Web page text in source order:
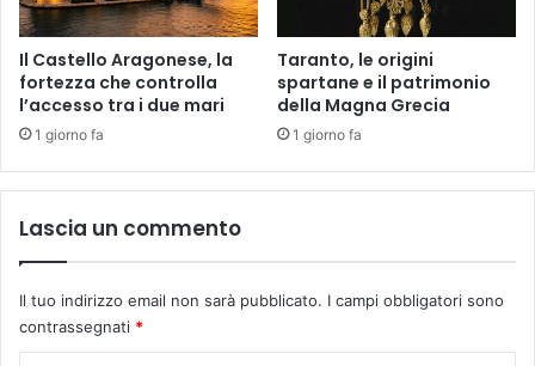
Il Castello Aragonese, la
fortezza che controlla
l’accesso tra i due mari
1 giorno fa
Taranto, le origini
spartane e il patrimonio
della Magna Grecia
1 giorno fa
Lascia un commento
Il tuo indirizzo email non sarà pubblicato. I campi obbligatori sono
contrassegnati *